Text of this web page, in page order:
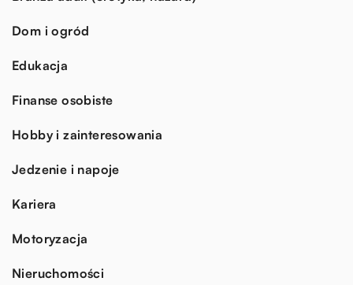
Dom i ogród
Edukacja
Finanse osobiste
Hobby i zainteresowania
Jedzenie i napoje
Kariera
Motoryzacja
Nieruchomości